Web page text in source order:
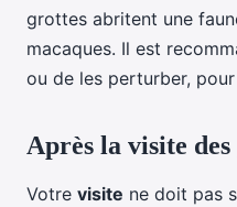
grottes abritent une
macaques. Il est
ou de les perturber,
Après la visite
Votre visite ne doit pas